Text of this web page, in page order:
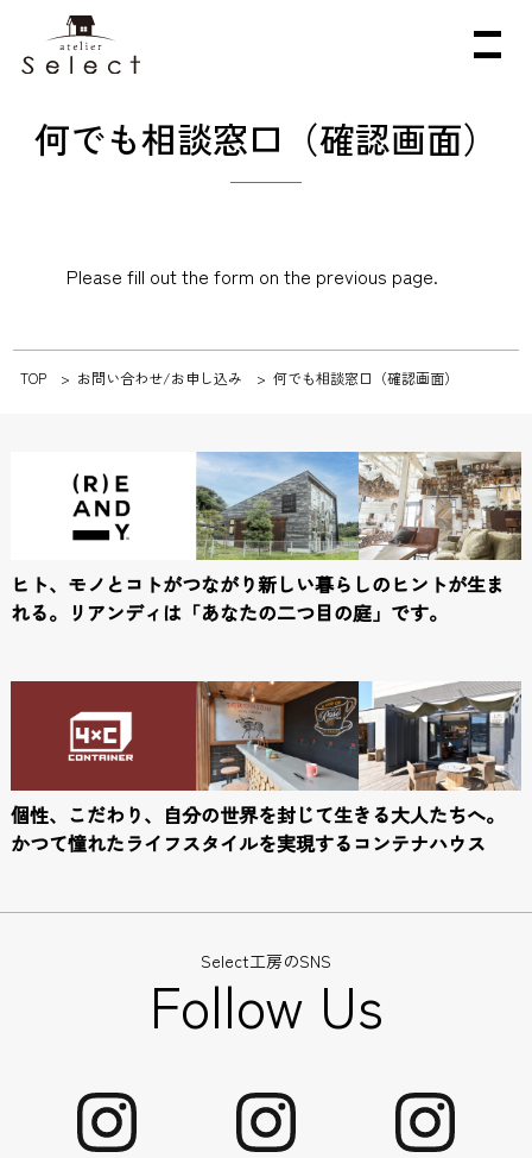
何でも相談窓口（確認画面）
Please fill out the form on the previous page.
TOP お問い合わせ/お申し込み 何でも相談窓口（確認画面）
ヒト、モノとコトがつながり新しい暮らしのヒントが生ま
れる。 リアンディは「あなたの二つ目の庭」です。
個性、こだわり、自分の世界を封じて生きる大人たちへ。
かつて憧れたライフスタイルを実現するコンテナハウス
Select工房のSNS
Follow Us